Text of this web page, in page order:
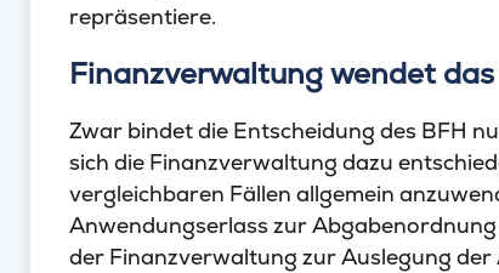
repräsentiere.
Finanzverwaltung wendet
Zwar bindet die Entscheidung des BFH
sich die Finanzverwaltung dazu
vergleichbaren Fällen allgemein
Anwendungserlass zur Abgabenordnung
der Finanzverwaltung zur Auslegung